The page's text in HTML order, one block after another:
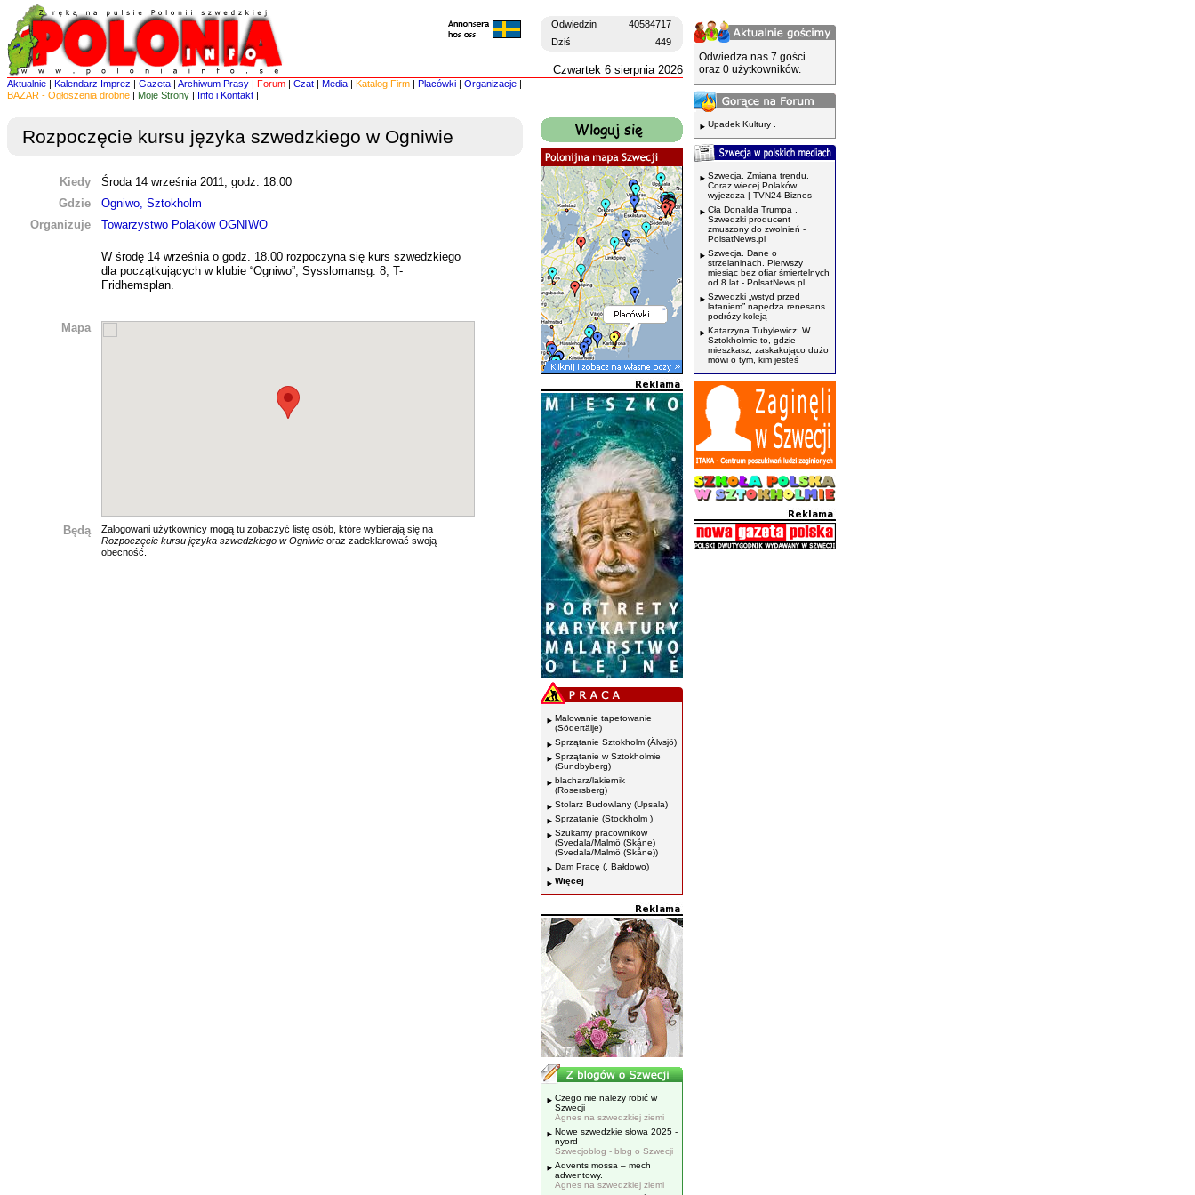
Odwiedzin
40584717
Dziś
449
Czwartek 6 sierpnia 2026
Aktualnie | Kalendarz Imprez | Gazeta | Archiwum Prasy | Forum | Czat | Media | Katalog Firm | Placówki | Organizacje |
BAZAR - Ogłoszenia drobne | Moje Strony | Info i Kontakt |
Rozpoczęcie kursu języka szwedzkiego w Ogniwie
Kiedy
Środa 14 września 2011, godz. 18:00
Gdzie
Ogniwo, Sztokholm
Organizuje
Towarzystwo Polaków OGNIWO
W środę 14 września o godz. 18.00 rozpoczyna się kurs szwedzkiego
dla początkujących w klubie “Ogniwo”, Sysslomansg. 8, T-
Fridhemsplan.
Mapa
Będą
Zalogowani użytkownicy mogą tu zobaczyć listę osób, które wybierają się na
Rozpoczęcie kursu języka szwedzkiego w Ogniwie oraz zadeklarować swoją
obecność.
Malowanie tapetowanie
(Södertälje)
Sprzątanie Sztokholm (Älvsjö)
Sprzątanie w Sztokholmie
(Sundbyberg)
blacharz/lakiernik
(Rosersberg)
Stolarz Budowlany (Upsala)
Sprzatanie (Stockholm )
Szukamy pracownikow
(Svedala/Malmö (Skåne)
(Svedala/Malmö (Skåne))
Dam Pracę (. Bałdowo)
Więcej
Czego nie należy robić w
Szwecji
Agnes na szwedzkiej ziemi
Nowe szwedzkie słowa 2025 -
nyord
Szwecjoblog - blog o Szwecji
Advents mossa – mech
adwentowy.
Agnes na szwedzkiej ziemi
Odwiedza nas 7 gości
oraz 0 użytkowników.
Upadek Kultury .
Szwecja. Zmiana trendu.
Coraz wiecej Polaków
wyjezdza | TVN24 Biznes
Cła Donalda Trumpa .
Szwedzki producent
zmuszony do zwolnień -
PolsatNews.pl
Szwecja. Dane o
strzelaninach. Pierwszy
miesiąc bez ofiar śmiertelnych
od 8 lat - PolsatNews.pl
Szwedzki „wstyd przed
lataniem” napędza renesans
podróży koleją
Katarzyna Tubylewicz: W
Sztokholmie to, gdzie
mieszkasz, zaskakująco dużo
mówi o tym, kim jesteś